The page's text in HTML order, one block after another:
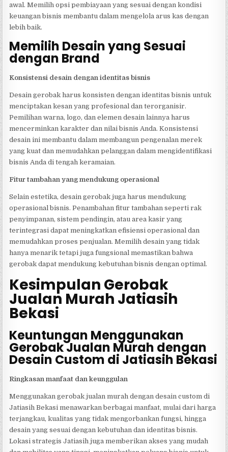
awal. Memilih opsi pembiayaan yang sesuai dengan kondisi
keuangan bisnis membantu dalam mengelola arus kas dengan
lebih baik.
Memilih Desain yang Sesuai
dengan Brand
Konsistensi desain dengan identitas bisnis
Desain gerobak harus konsisten dengan identitas bisnis untuk
menciptakan kesan yang profesional dan terorganisir.
Pemilihan warna, logo, dan elemen desain lainnya harus
mencerminkan karakter dan nilai bisnis Anda. Konsistensi
desain ini membantu dalam membangun pengenalan merek
yang kuat dan memudahkan pelanggan dalam mengidentifikasi
bisnis Anda di tengah keramaian.
Fitur tambahan yang mendukung operasional
Selain estetika, desain gerobak juga harus mendukung
operasional bisnis. Penambahan fitur tambahan seperti rak
penyimpanan, sistem pendingin, atau area kasir yang
terintegrasi dapat meningkatkan efisiensi operasional dan
memudahkan proses penjualan. Memilih desain yang tidak
hanya menarik tetapi juga fungsional memastikan bahwa
gerobak dapat mendukung kebutuhan bisnis dengan optimal.
Kesimpulan Gerobak
Jualan Murah Jatiasih
Bekasi
Keuntungan Menggunakan
Gerobak Jualan Murah dengan
Desain Custom di Jatiasih Bekasi
Ringkasan manfaat dan keunggulan
Menggunakan gerobak jualan murah dengan desain custom di
Jatiasih Bekasi menawarkan berbagai manfaat, mulai dari harga
terjangkau, kualitas yang tidak mengorbankan fungsi, hingga
desain yang sesuai dengan kebutuhan dan identitas bisnis.
Lokasi strategis Jatiasih juga memberikan akses yang mudah